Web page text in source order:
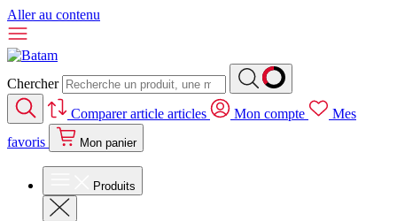
Aller au contenu
Chercher
Comparerarticle articles Mon compte
Mes
favoris
Mon panier
Produits